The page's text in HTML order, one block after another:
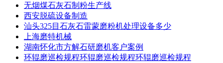
无烟煤石灰石制粉生产线
西安脱硫设备制造
汕头325目石灰石雷蒙磨粉机处理设备多少
上海磨特机械
湖南怀化市方解石研磨机客户案例
环辊磨巡检规程环辊磨巡检规程环辊磨巡检规程